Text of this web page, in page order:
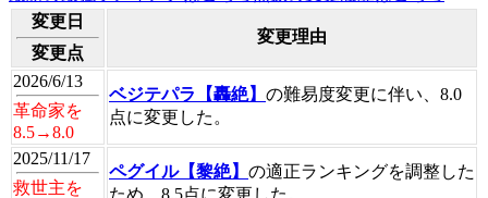
変更日
変更点
変更理由
2026/6/13
革命家を
8.5→8.0
ベジテパラ【轟絶】 の難易度変更に伴い、8.0
点に変更した。
2025/11/17
救世主を
ペグイル【黎絶】 の適正ランキングを調整した
ため、8.5点に変更した。